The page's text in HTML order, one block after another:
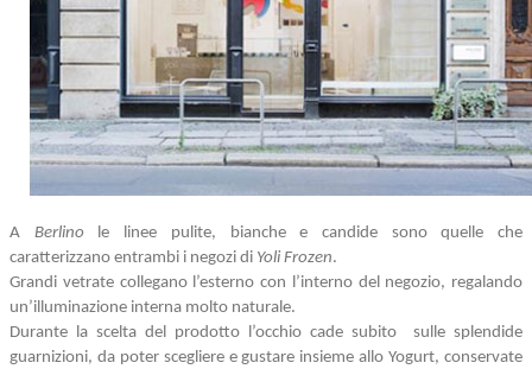
A Berlino le linee pulite, bianche e candide sono quelle che
caratterizzano entrambi i negozi di Yoli Frozen.
Grandi vetrate collegano l’esterno con l’interno del negozio, regalando
un’illuminazione interna molto naturale.
Durante la scelta del prodotto l’occhio cade subito sulle splendide
guarnizioni, da poter scegliere e gustare insieme allo Yogurt, conservate